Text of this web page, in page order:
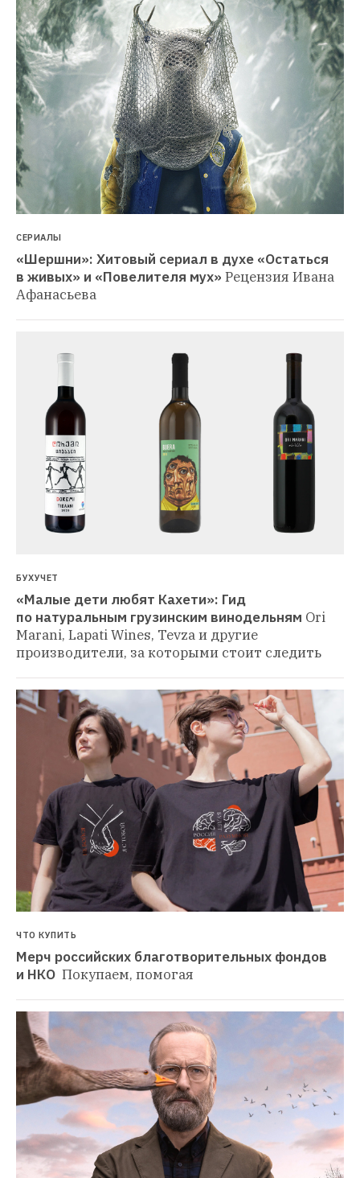
СЕРИАЛЫ
«Шершни»: Хитовый сериал в духе «Остаться
в живых» и «Повелителя мух» Рецензия Ивана
Афанасьева
БУХУЧЕТ
«Малые дети любят Кахети»: Гид
по натуральным грузинским винодельням Ori
Marani, Lapati Wines, Tevza и другие
производители, за которыми стоит следить
ЧТО КУПИТЬ
Мерч российских благотворительных фондов
и НКО Покупаем, помогая